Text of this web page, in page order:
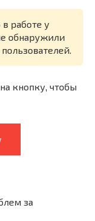
в работе у
обнаружили
кнопку, чтобы
за